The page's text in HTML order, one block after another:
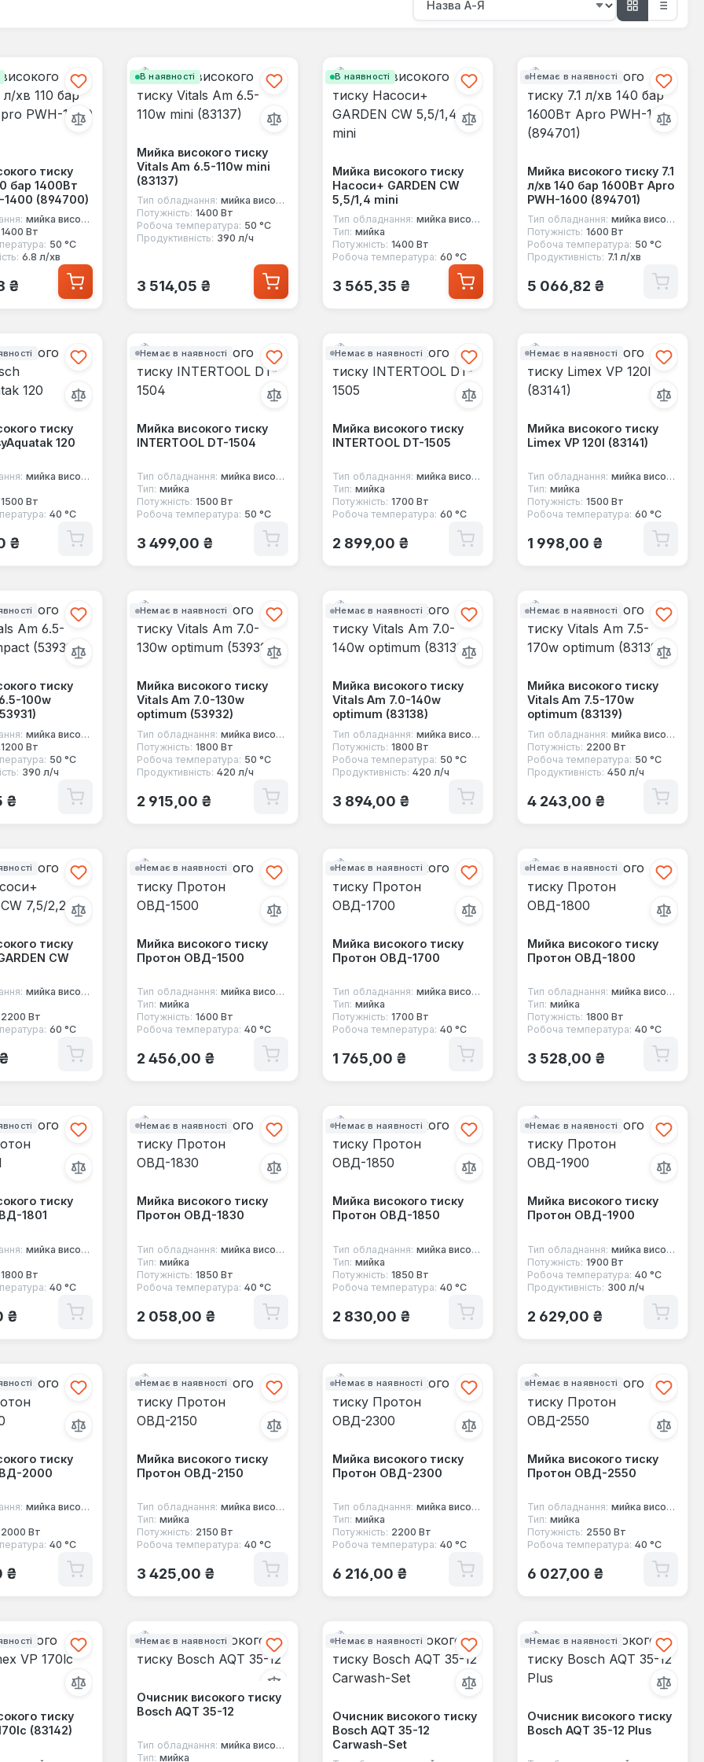
тиску
бар 1400Вт
1400 (894700)
мийка високого тиску
1400 Вт
50 °C
6.8 л/хв
₴
В наявності
Мийка високого тиску
Vitals Am 6.5-110w mini
(83137)
Тип обладнання: мийка високого тиску
Потужність: 1400 Вт
Робоча температура: 50 °C
Продуктивність: 390 л/ч
Звичайна ціна:
3 514,05 ₴
В наявності
Мийка високого тиску
Насоси+ GARDEN CW
5,5/1,4 mini
Тип обладнання: мийка високого тиску
Тип: мийка
Потужність: 1400 Вт
Робоча температура: 60 °С
Звичайна ціна:
3 565,35 ₴
Немає в наявності
Мийка високого тиску 7.1
л/хв 140 бар 1600Вт Apro
PWH-1600 (894701)
Тип обладнання: мийка високого тиску
Потужність: 1600 Вт
Робоча температура: 50 °C
Продуктивність: 7.1 л/хв
Звичайна ціна:
5 066,82 ₴
тиску
120
мийка високого тиску
1500 Вт
40 °C
₴
Немає в наявності
Мийка високого тиску
INTERTOOL DT-1504
Тип обладнання: мийка високого тиску
Тип: мийка
Потужність: 1500 Вт
Робоча температура: 50 °C
Звичайна ціна:
3 499,00 ₴
Немає в наявності
Мийка високого тиску
INTERTOOL DT-1505
Тип обладнання: мийка високого тиску
Тип: мийка
Потужність: 1700 Вт
Робоча температура: 60 °С
Звичайна ціна:
2 899,00 ₴
Немає в наявності
Мийка високого тиску
Limex VP 120l (83141)
Тип обладнання: мийка високого тиску
Тип: мийка
Потужність: 1500 Вт
Робоча температура: 60 °С
Звичайна ціна:
1 998,00 ₴
тиску
100w
мийка високого тиску
1200 Вт
50 °C
390 л/ч
₴
Немає в наявності
Мийка високого тиску
Vitals Am 7.0-130w
optimum (53932)
Тип обладнання: мийка високого тиску
Потужність: 1800 Вт
Робоча температура: 50 °C
Продуктивність: 420 л/ч
Звичайна ціна:
2 915,00 ₴
Немає в наявності
Мийка високого тиску
Vitals Am 7.0-140w
optimum (83138)
Тип обладнання: мийка високого тиску
Потужність: 1800 Вт
Робоча температура: 50 °C
Продуктивність: 420 л/ч
Звичайна ціна:
3 894,00 ₴
Немає в наявності
Мийка високого тиску
Vitals Am 7.5-170w
optimum (83139)
Тип обладнання: мийка високого тиску
Потужність: 2200 Вт
Робоча температура: 50 °C
Продуктивність: 450 л/ч
Звичайна ціна:
4 243,00 ₴
тиску
CW
мийка високого тиску
2200 Вт
60 °С
Немає в наявності
Мийка високого тиску
Протон ОВД-1500
Тип обладнання: мийка високого тиску
Тип: мийка
Потужність: 1600 Вт
Робоча температура: 40 °C
Звичайна ціна:
2 456,00 ₴
Немає в наявності
Мийка високого тиску
Протон ОВД-1700
Тип обладнання: мийка високого тиску
Тип: мийка
Потужність: 1700 Вт
Робоча температура: 40 °C
Звичайна ціна:
1 765,00 ₴
Немає в наявності
Мийка високого тиску
Протон ОВД-1800
Тип обладнання: мийка високого тиску
Тип: мийка
Потужність: 1800 Вт
Робоча температура: 40 °C
Звичайна ціна:
3 528,00 ₴
тиску
1801
мийка високого тиску
1800 Вт
40 °C
₴
Немає в наявності
Мийка високого тиску
Протон ОВД-1830
Тип обладнання: мийка високого тиску
Тип: мийка
Потужність: 1850 Вт
Робоча температура: 40 °C
Звичайна ціна:
2 058,00 ₴
Немає в наявності
Мийка високого тиску
Протон ОВД-1850
Тип обладнання: мийка високого тиску
Тип: мийка
Потужність: 1850 Вт
Робоча температура: 40 °C
Звичайна ціна:
2 830,00 ₴
Немає в наявності
Мийка високого тиску
Протон ОВД-1900
Тип обладнання: мийка високого тиску
Потужність: 1900 Вт
Робоча температура: 40 °C
Продуктивність: 300 л/ч
Звичайна ціна:
2 629,00 ₴
тиску
2000
мийка високого тиску
2000 Вт
40 °C
₴
Немає в наявності
Мийка високого тиску
Протон ОВД-2150
Тип обладнання: мийка високого тиску
Тип: мийка
Потужність: 2150 Вт
Робоча температура: 40 °C
Звичайна ціна:
3 425,00 ₴
Немає в наявності
Мийка високого тиску
Протон ОВД-2300
Тип обладнання: мийка високого тиску
Тип: мийка
Потужність: 2200 Вт
Робоча температура: 40 °C
Звичайна ціна:
6 216,00 ₴
Немає в наявності
Мийка високого тиску
Протон ОВД-2550
Тип обладнання: мийка високого тиску
Тип: мийка
Потужність: 2550 Вт
Робоча температура: 40 °C
Звичайна ціна:
6 027,00 ₴
тиску
(83142)
Немає в наявності
Очисник високого тиску
Bosch AQT 35-12
Тип обладнання: мийка високого тиску
Тип: мийка
Немає в наявності
Очисник високого тиску
Bosch AQT 35-12
Carwash-Set
Немає в наявності
Очисник високого тиску
Bosch AQT 35-12 Plus